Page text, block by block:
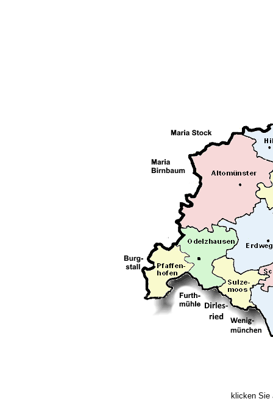
klicken Sie